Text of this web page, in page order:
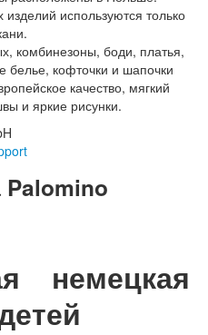
изделий используются только
комбинезоны, боди, платья,
белье, кофточки и шапочки
качество, мягкий
и яркие рисунки.
немецкая